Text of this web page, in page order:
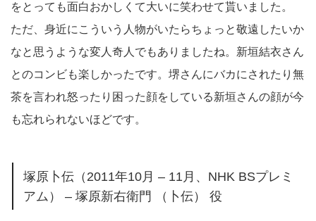
をとっても面白おかしくて大いに笑わせて貰いました。
ただ、身近にこういう人物がいたらちょっと敬遠したいか
なと思うような変人奇人でもありましたね。新垣結衣さん
とのコンビも楽しかったです。堺さんにバカにされたり無
茶を言われ怒ったり困った顔をしている新垣さんの顔が今
も忘れられないほどです。
塚原卜伝（2011年10月 – 11月、NHK BSプレミ
アム） – 塚原新右衛門 （卜伝） 役